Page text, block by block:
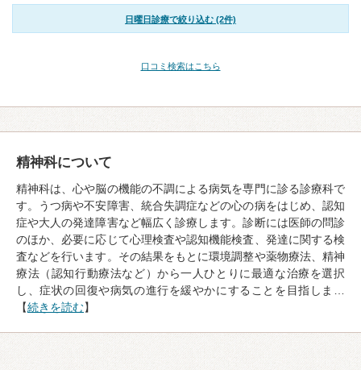
日曜日診療で絞り込む (2件)
口コミ検索はこちら
精神科について
精神科は、心や脳の機能の不調による病気を専門に診る診療科で
す。うつ病や不安障害、統合失調症などの心の病をはじめ、認知
症や大人の発達障害など幅広く診療します。診断には医師の問診
のほか、必要に応じて心理検査や認知機能検査、発達に関する検
査などを行います。その結果をもとに環境調整や薬物療法、精神
療法（認知行動療法など）から一人ひとりに最適な治療を選択
し、症状の回復や病気の進行を緩やかにすることを目指しま…
【続きを読む】